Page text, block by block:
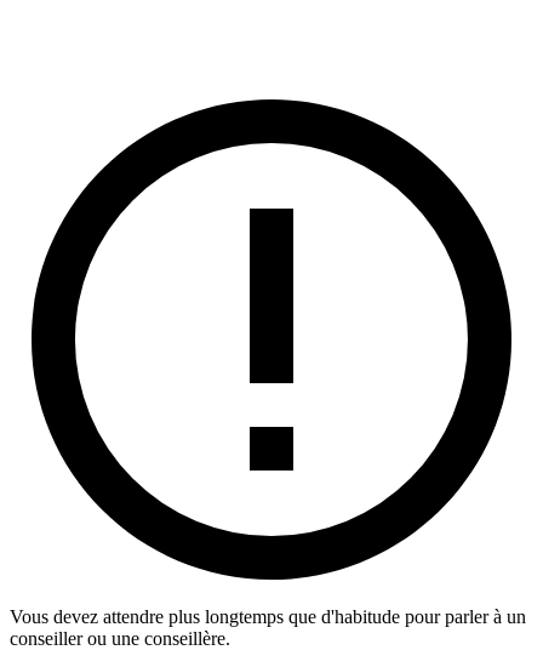
Vous devez attendre plus longtemps que d'habitude pour parler à un
conseiller ou une conseillère.